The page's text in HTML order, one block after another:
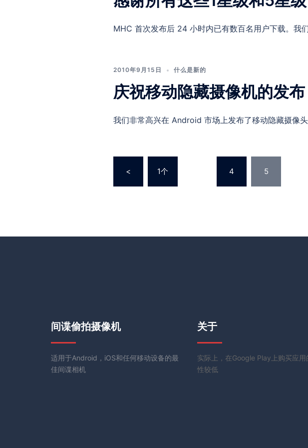
MHC 首次发布后 24 小时内已有数百名用户下载。我
2010年9月15日 什么是新的
庆祝移动隐藏摄像机的发布
我们非常高兴在 Android 市场上发布了移动隐藏摄像
< 1个 4 5
间谍偷拍摄像机
适用于Android，iOS和任何移动设备的最
佳间谍相机
关于
实际上，在Google Play上购买应用
性较低